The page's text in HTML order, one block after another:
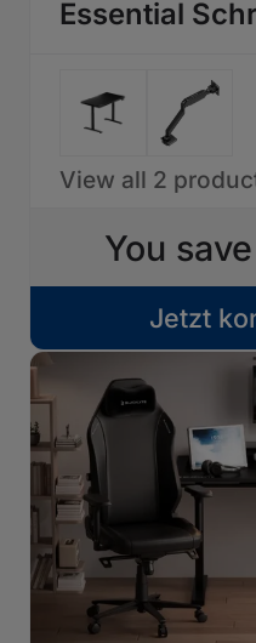
Essential
View all 2
You
Jetzt